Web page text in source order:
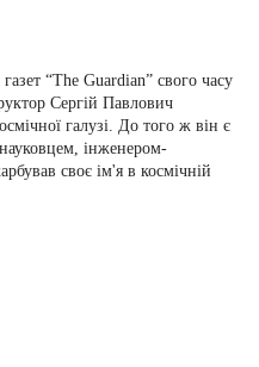
“The Guardian” свого часу
Сергій Павлович
галузі. До того ж він є
інженером-
своє ім'я в космічній